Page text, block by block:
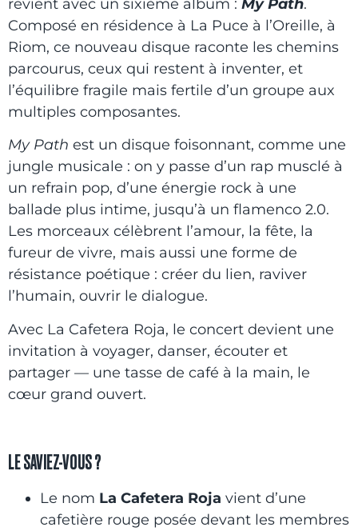
revient avec un sixième album : My Path.
Composé en résidence à La Puce à l’Oreille, à
Riom, ce nouveau disque raconte les chemins
parcourus, ceux qui restent à inventer, et
l’équilibre fragile mais fertile d’un groupe aux
multiples composantes.
My Path est un disque foisonnant, comme une
jungle musicale : on y passe d’un rap musclé à
un refrain pop, d’une énergie rock à une
ballade plus intime, jusqu’à un flamenco 2.0.
Les morceaux célèbrent l’amour, la fête, la
fureur de vivre, mais aussi une forme de
résistance poétique : créer du lien, raviver
l’humain, ouvrir le dialogue.
Avec La Cafetera Roja, le concert devient une
invitation à voyager, danser, écouter et
partager — une tasse de café à la main, le
cœur grand ouvert.
LE SAVIEZ-VOUS ?
Le nom La Cafetera Roja vient d’une
cafetière rouge posée devant les membres